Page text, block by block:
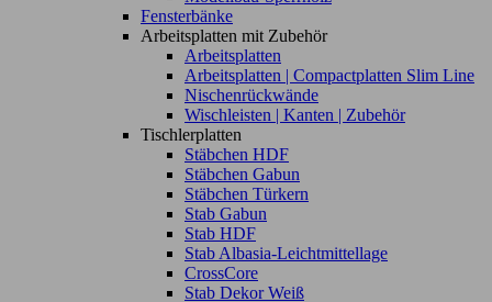
Fensterbänke
Arbeitsplatten mit Zubehör
Arbeitsplatten
Arbeitsplatten | Compactplatten Slim Line
Nischenrückwände
Wischleisten | Kanten | Zubehör
Tischlerplatten
Stäbchen HDF
Stäbchen Gabun
Stäbchen Türkern
Stab Gabun
Stab HDF
Stab Albasia-Leichtmittellage
CrossCore
Stab Dekor Weiß